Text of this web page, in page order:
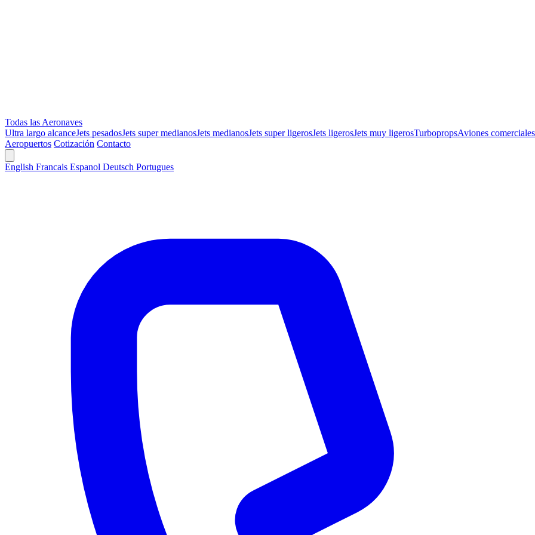
Todas las Aeronaves
Ultra largo alcanceJets pesadosJets super medianosJets medianosJets super ligerosJets ligerosJets muy ligerosTurbopropsAviones
Aeropuertos Cotización Contacto
English Francais Espanol Deutsch Portugues